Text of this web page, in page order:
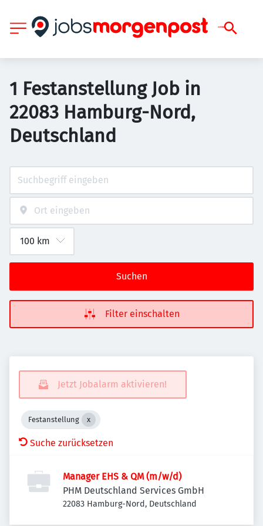
1 Festanstellung Job in
22083 Hamburg-Nord,
Deutschland
Suchen
Filter einschalten
Jetzt Jobalarm aktivieren!
Festanstellung
Suche zurücksetzen
Manager EHS & QM (m/w/d)
PHM Deutschland Services GmbH
22083 Hamburg-Nord, Deutschland